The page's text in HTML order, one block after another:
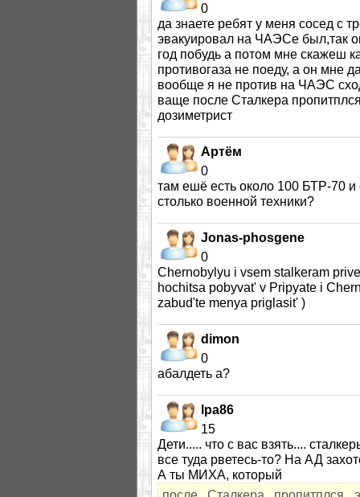
0
да знаете ребят у меня сосед с
эвакуировал на ЧАЭСе был,так
год побудь а потом мне скажеш
противогаза не поеду, а он мне
вообще я не против на ЧАЭС
ваще после Сталкера
дозиметрист
Артём
0
там ешё есть около 100 БТР-70
столько военной техники?
Jonas-phosgene
0
Chernobylyu i vsem stalkeram
hochitsa pobyvat' v Pripyate i
zabud'te menya priglasit' )
dimon
0
абалдеть а?
lpa86
15
Дети..... что с вас взять....
все туда рветесь-то? На АД
А ты МИХА, который